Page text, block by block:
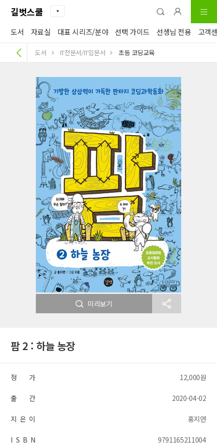
길벗스쿨
도서 자료실 대표 시리즈/분야 선택 가이드 선생님 전용 고객
도서 IT전문서/IT입문서 초등 코딩교육
미리보기
팜 2 : 하늘 농장
정 가 12,000원
출 간 2020-04-02
지 은 이 홍지연
I S B N 9791165211004